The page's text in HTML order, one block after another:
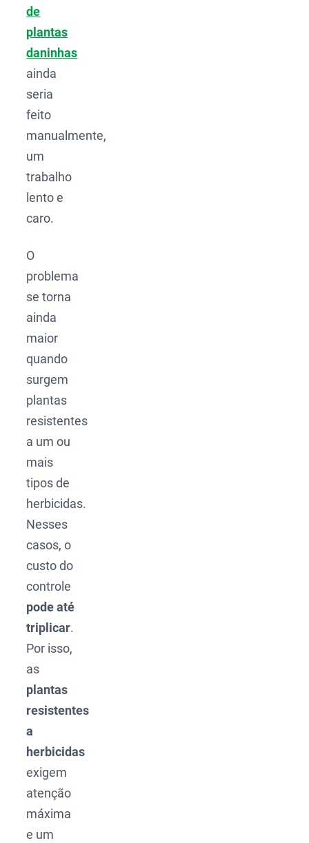
de
plantas
daninhas
ainda
seria
feito
manualmente,
um
trabalho
lento e
caro.
O
problema
se torna
ainda
maior
quando
surgem
plantas
resistentes
a um ou
mais
tipos de
herbicidas.
Nesses
casos, o
custo do
controle
pode até
triplicar.
Por isso,
as
plantas
resistentes
a
herbicidas
exigem
atenção
máxima
e um